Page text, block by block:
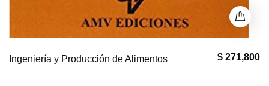
$ 271,800
Ingeniería y Producción de Alimentos